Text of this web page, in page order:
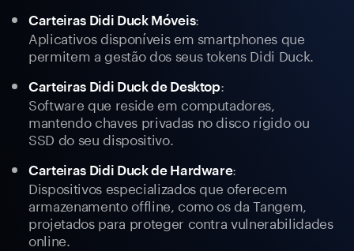
Carteiras Didi Duck Móveis:
Aplicativos disponíveis em smartphones que
permitem a gestão dos seus tokens Didi Duck.
Carteiras Didi Duck de Desktop:
Software que reside em computadores,
mantendo chaves privadas no disco rígido ou
SSD do seu dispositivo.
Carteiras Didi Duck de Hardware:
Dispositivos especializados que oferecem
armazenamento offline, como os da Tangem,
projetados para proteger contra vulnerabilidades
online.